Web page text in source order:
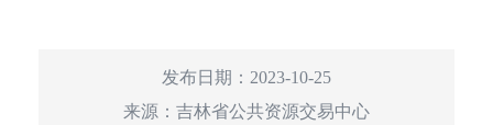
发布日期：2023-10-25
来源： 吉林省公共资源交易中心